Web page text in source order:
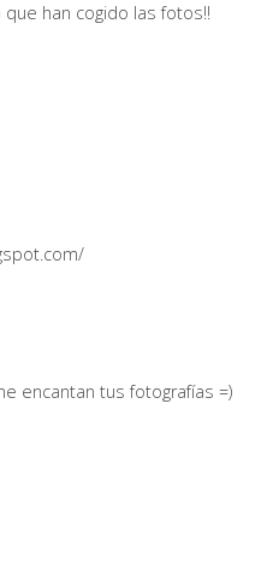
han cogido las fotos!!
encantan tus fotografías =)